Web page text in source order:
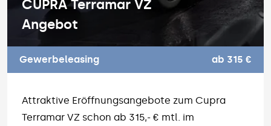
CUPRA Terramar VZ
Angebot
Gewerbeleasing ab 315 €
Attraktive Eröffnungsangebote zum Cupra
Terramar VZ schon ab 315,- € mtl. im